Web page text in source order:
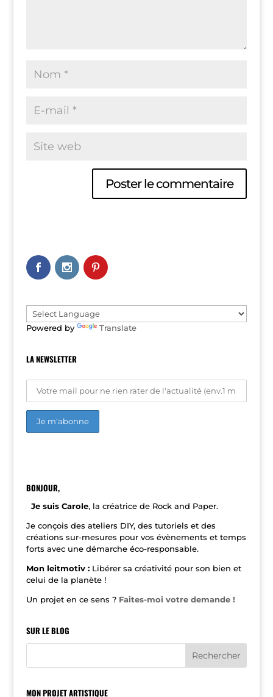
n
a
v
e
:Powered by Translate
LA NEWSLETTER
n
v
e
:
BONJOUR,
Je suis Carole, la créatrice de Rock and Paper.
Je conçois des ateliers DIY, des tutoriels et des
créations sur-mesures pour vos évènements et temps
forts avec une démarche éco-responsable.
Mon leitmotiv : Libérer sa créativité pour son bien et
celui de la planète !
Un projet en ce sens ? Faites-moi votre demande !
SUR LE BLOG
MON PROJET ARTISTIQUE